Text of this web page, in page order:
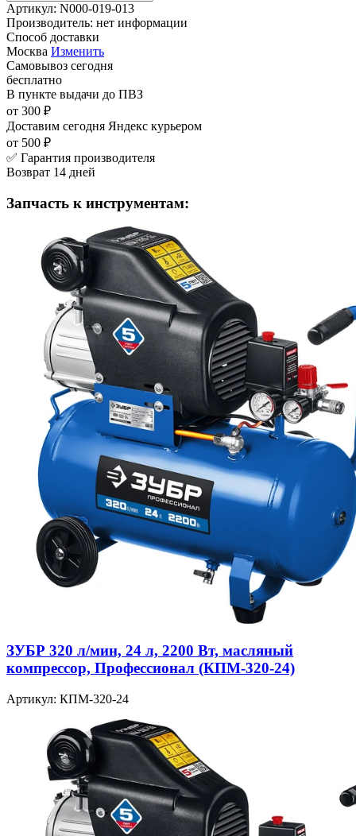
Артикул: N000-019-013
Производитель: нет информации
Способ доставки
Москва Изменить
Самовывоз сегодня
бесплатно
В пункте выдачи до ПВЗ
от 300 ₽
Доставим сегодня Яндекс курьером
от 500 ₽
✅ Гарантия производителя
Возврат 14 дней
Запчасть к инструментам:
ЗУБР 320 л/мин, 24 л, 2200 Вт, масляный
компрессор, Профессионал (КПМ-320-24)
Артикул: КПМ-320-24